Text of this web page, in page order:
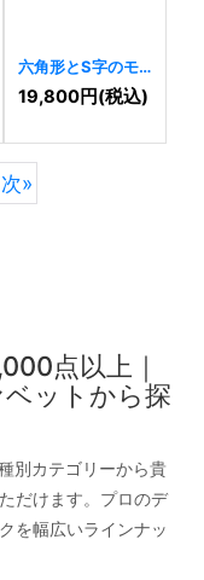
六角形とS字のモ
ダンと連結ロゴ
10397]
19,800円(税込)
次»
点以上｜
ットから探
別カテゴリーから貴
だけます。プロのデ
を幅広いラインナッ